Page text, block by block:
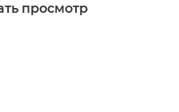
просмотр